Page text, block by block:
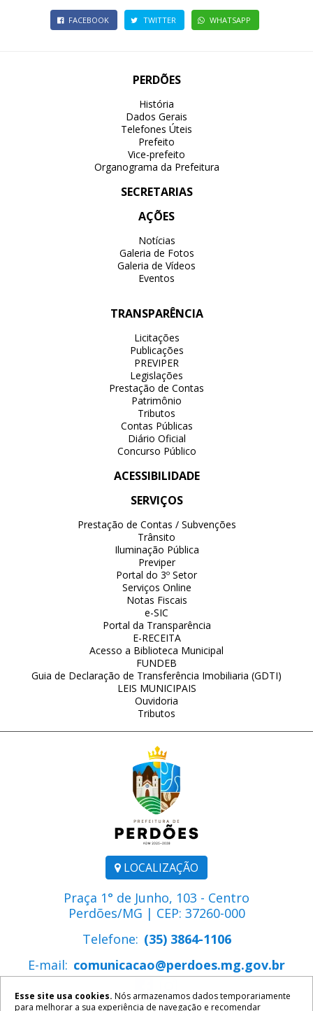
FACEBOOK TWITTER WHATSAPP
LOCALIZAÇÃO
Praça 1° de Junho, 103 - Centro
Perdões/MG | CEP: 37260-000
Telefone: (35) 3864-1106
E-mail: comunicacao@perdoes.mg.gov.br
PERDÕES
História
Dados Gerais
Telefones Úteis
Prefeito
Vice-prefeito
Organograma da Prefeitura
SECRETARIAS
AÇÕES
Notícias
Galeria de Fotos
Galeria de Vídeos
Eventos
TRANSPARÊNCIA
Licitações
Publicações
PREVIPER
Legislações
Prestação de Contas
Patrimônio
Tributos
Contas Públicas
Diário Oficial
Concurso Público
ACESSIBILIDADE
SERVIÇOS
Prestação de Contas / Subvenções
Trânsito
Iluminação Pública
Previper
Portal do 3º Setor
Serviços Online
Notas Fiscais
e-SIC
Portal da Transparência
E-RECEITA
Acesso a Biblioteca Municipal
FUNDEB
Guia de Declaração de Transferência Imobiliaria (GDTI)
LEIS MUNICIPAIS
Ouvidoria
Tributos
Esse site usa cookies. Nós armazenamos dados temporariamente
para melhorar a sua experiência de navegação e recomendar